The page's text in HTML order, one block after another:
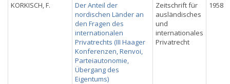
KORKISCH, F.
Der Anteil der
nordischen Länder an
den Fragen des
internationalen
Privatrechts (III Haager
Konferenzen, Renvoi,
Parteiautonomie,
Übergang des
Eigentums)
Zeitschrift für
ausländisches
und
internationales
Privatrecht
1958